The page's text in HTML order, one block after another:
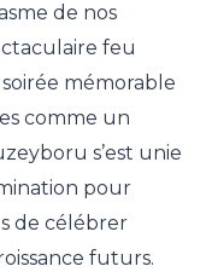
de nos
feu
mémorable
comme un
s’est unie
pour
de célébrer
futurs.